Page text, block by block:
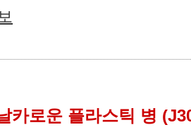
카로운 플라스틱 병